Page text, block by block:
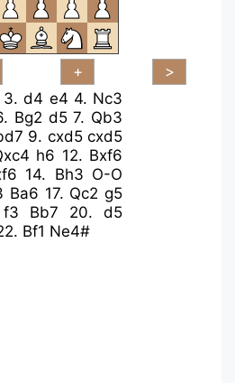
3.d4 e4 4. Nc3
Bg2 d5 7. Qb3
9. cxd5 cxd5
h6 12. Bxf6
14. Bh3 O-O
Ba6 17. Qc2 g5
f3 Bb7 20.d5
Bf1 Ne4#